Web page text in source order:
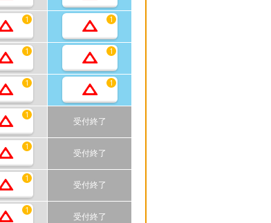
1 1
1 1
1 1
1
受付終了
1
受付終了
1
受付終了
1
受付終了